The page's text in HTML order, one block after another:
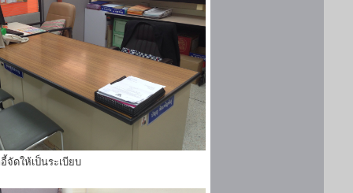
จัดให้เป็นระเบียบ